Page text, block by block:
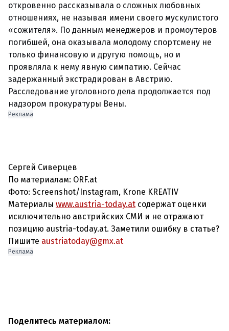
откровенно рассказывала о сложных любовных
отношениях, не называя имени своего мускулистого
«сожителя». По данным менеджеров и промоутеров
погибшей, она оказывала молодому спортсмену не
только финансовую и другую помощь, но и
проявляла к нему явную симпатию. Сейчас
задержанный экстрадирован в Австрию.
Расследование уголовного дела продолжается под
надзором прокуратуры Вены.
Реклама
Сергей Сиверцев
По материалам: ORF.at
Фото: Screenshot/Instagram, Krone KREATIV
Материалы www.austria-today.at содержат оценки
исключительно австрийских СМИ и не отражают
позицию austria-today.at. Заметили ошибку в статье?
Пишите austriatoday@gmx.at
Реклама
Поделитесь материалом: